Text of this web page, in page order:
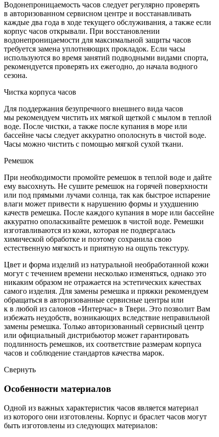
Водонепроницаемость часов следует регулярно проверять
в авторизованном сервисном центре и восстанавливать
каждые два года в ходе текущего обслуживания, а также если
корпус часов открывали. При восстановлении
водонепроницаемости для максимальной защиты часов
требуется замена уплотняющих прокладок. Если часы
используются во время занятий подводными видами спорта,
рекомендуется проверять их ежегодно, до начала водного
сезона.
Чистка корпуса часов
Для поддержания безупречного внешнего вида часов
мы рекомендуем чистить их мягкой щеткой с мылом в теплой
воде. После чистки, а также после купания в море или
бассейне часы следует аккуратно ополоснуть в чистой воде.
Часы можно чистить с помощью мягкой сухой ткани.
Ремешок
При необходимости промойте ремешок в теплой воде и дайте
ему высохнуть. Не сушите ремешок на горячей поверхности
или под прямыми лучами солнца, так как быстрое испарение
влаги может привести к нарушению формы и ухудшению
качеств ремешка. После каждого купания в море или бассейне
аккуратно ополаскивайте ремешок в чистой воде. Ремешки
изготавливаются из кожи, которая не подвергалась
химической обработке и поэтому сохранила свою
естественную мягкость и приятную на ощупь текстуру.
Цвет и форма изделий из натуральной необработанной кожи
могут с течением времени несколько изменяться, однако это
никаким образом не отражается на эстетических качествах
самого изделия. Для замены ремешка и пряжки рекомендуем
обращаться в авторизованные сервисные центры или
к в любой из салонов «Интерчас» в Твери. Это позволит Вам
избежать неудобств, возникающих вследствие неправильной
замены ремешка. Только авторизованный сервисный центр
или официальный дистрибьютор может гарантировать
подлинность ремешков, их соответствие размерам корпуса
часов и соблюдение стандартов качества марок.
Свернуть
Особенности материалов
Одной из важных характеристик часов является материал
из которого они изготовлены. Корпус и браслет часов могут
быть изготовлены из следующих материалов: